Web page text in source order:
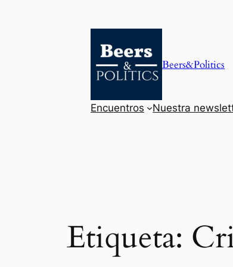
Beers&Politics
Encuentros Nuestra
Etiqueta: